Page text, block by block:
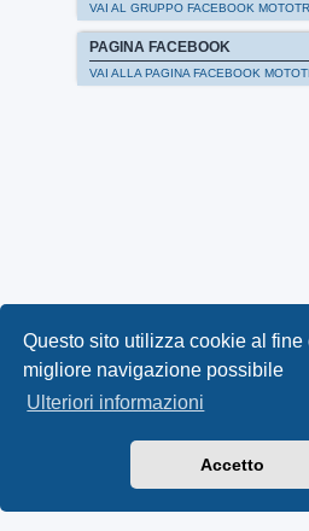
Questo sito utilizza cookie al fine
migliore navigazione possibile
Ulteriori informazioni
Accetto
VAI AL GRUPPO FACEBOOK
PAGINA FACEBOOK
VAI ALLA PAGINA FACEBOOK